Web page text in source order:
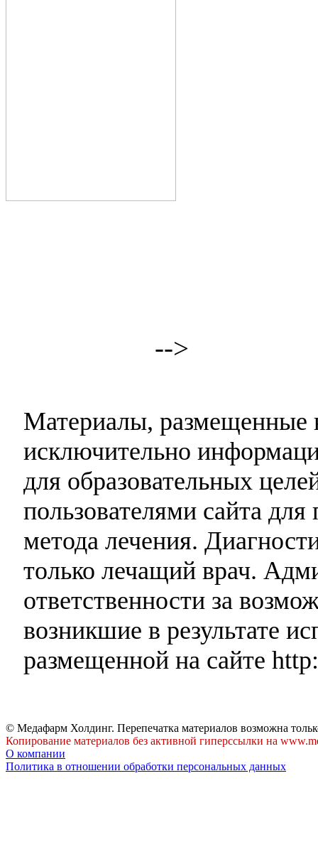
-->
Материалы, размещенные
исключительно
для образовательных
пользователями сайта
метода лечения.
только лечащий врач.
ответственности за
возникшие в результате
размещенной на сайте
© Медафарм Холдинг. Перепечатка материалов возможна
Копирование материалов без активной гиперссылки на
О компании
Политика в отношении обработки персональных данных